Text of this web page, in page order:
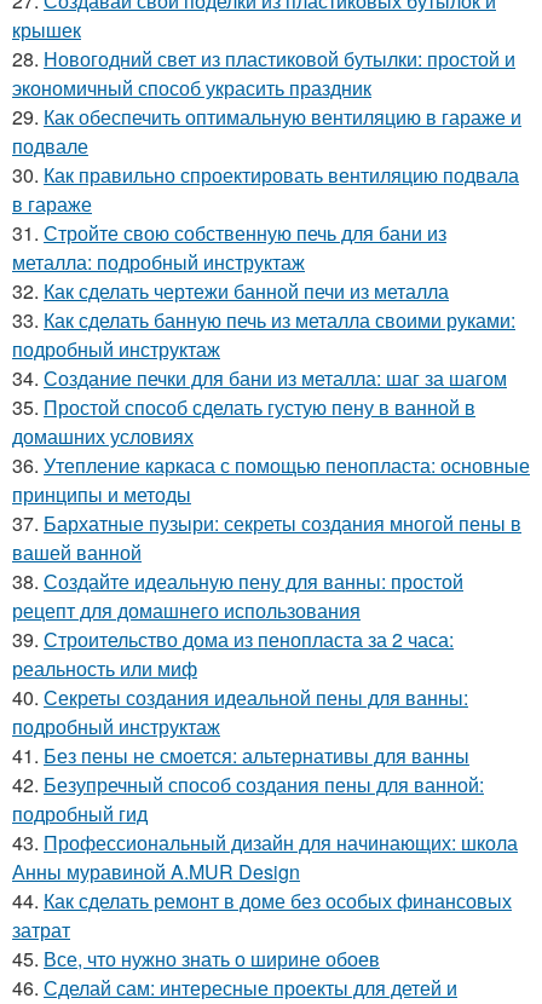
крышек
28. Новогодний свет из пластиковой бутылки: простой и
экономичный способ украсить праздник
29. Как обеспечить оптимальную вентиляцию в гараже и
подвале
30. Как правильно спроектировать вентиляцию подвала
в гараже
31. Стройте свою собственную печь для бани из
металла: подробный инструктаж
32. Как сделать чертежи банной печи из металла
33. Как сделать банную печь из металла своими руками:
подробный инструктаж
34. Создание печки для бани из металла: шаг за шагом
35. Простой способ сделать густую пену в ванной в
домашних условиях
36. Утепление каркаса с помощью пенопласта: основные
принципы и методы
37. Бархатные пузыри: секреты создания многой пены в
вашей ванной
38. Создайте идеальную пену для ванны: простой
рецепт для домашнего использования
39. Строительство дома из пенопласта за 2 часа:
реальность или миф
40. Секреты создания идеальной пены для ванны:
подробный инструктаж
41. Без пены не смоется: альтернативы для ванны
42. Безупречный способ создания пены для ванной:
подробный гид
43. Профессиональный дизайн для начинающих: школа
Анны муравиной A.MUR Design
44. Как сделать ремонт в доме без особых финансовых
затрат
45. Все, что нужно знать о ширине обоев
46. Сделай сам: интересные проекты для детей и